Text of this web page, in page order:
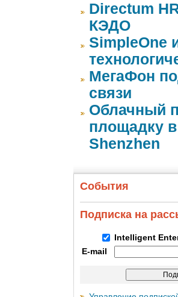
Directum
КЭДО
SimpleOne
МегаФон
связи
Облачный
площадку в
Shenzhen
События
Подписка на
Intelligent
E-mail